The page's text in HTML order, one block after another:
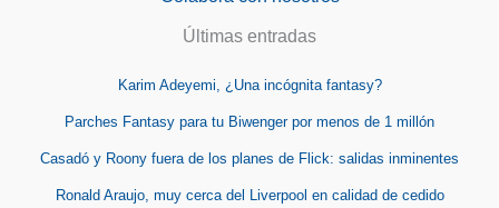
Últimas entradas
Karim Adeyemi, ¿Una incógnita fantasy?
Parches Fantasy para tu Biwenger por menos de 1 millón
Casadó y Roony fuera de los planes de Flick: salidas inminentes
Ronald Araujo, muy cerca del Liverpool en calidad de cedido